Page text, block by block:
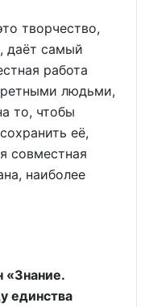
творчество,
даёт самый
работа
людьми,
то, чтобы
её,
совместная
наиболее
«Знание.
единства